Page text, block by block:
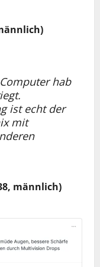
hab
ist echt der
mit
männlich)